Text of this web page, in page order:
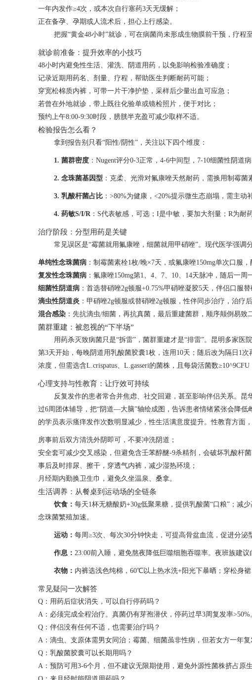
一年内发作≥4次，或本次自行塞药3天无缓解；
正在备孕、孕期或人流术后，担心上行感染。
把握“黄金48小时”就诊，可在病菌尚未形成生物膜前干预，疗程
就诊前准备：提升效率的小技巧
48小时内避免性生活、灌洗、阴道用药，以免影响检验准确度；
记录近期用药名、剂量、疗程，帮助医生判断耐药可能；
穿宽松棉质内裤，可带一片干净护垫，采样后少量出血可应急；
若曾在外地就诊，带上既往化验单或镜检照片，便于对比；
预约上午8:00-9:30时段，膀胱半充盈可减少取样不适。
检验报告怎么看？
拿到报告别只看“阳性/阴性”，关注以下四个维度：
1. 菌群密度 ：Nugent评分0-3正常，4-6中间型，7-10细菌性阴道病
2. 念珠菌基因型 ：克柔、光滑对氟康唑天然耐药，需换用制霉菌
3. 乳酸杆菌占比 ：>80%为健康，<20%提示微生态崩塌，需主动
4. 药敏S/I/R ：S代表敏感，可选；I是中敏，要加大剂量；R为耐
治疗阶段：分型用药是关键
常见误区是“霉菌就用氟康唑，细菌就用甲硝唑”。现代医学强调
单纯性念珠菌病 ：制霉菌素栓1枚/晚×7天，或氟康唑150mg单次口服，
复发性念珠菌病 ：氟康唑150mg第1、4、7、10、14天脉冲，随后一周
细菌性阴道病 ：首选替硝唑2g顿服+0.75%甲硝唑凝胶5天，伴侣口服替
滴虫性阴道炎 ：甲硝唑2g顿服或替硝唑2g顿服，性伴同步治疗，治疗后
混合感染 ：先抗滴虫/细菌，再抗真菌，最后重建菌群，顺序颠倒易致
菌群重建：被忽视的“下半场”
用药杀灭致病菌只是“拆雷”，菌群重建才是“排雷”。昆明多家
第3天开始，每晚阴道用乳酸菌胶囊1枚，连用10天；随后改为隔日1
浓度，但需选含L.crispatus、L.gasseri的菌株，且每袋活菌数≥10^9CFU
心理支持与性教育：让疗效可持续
反复发作的患者常合并焦虑、社交回避，甚至影响伴侣关系。
过6周团体辅导，把“阴道—大脑”轴绘成图，告诉患者情绪紧张会降
的学员表示瘙痒发作次数明显减少，性生活满意度提升。性教育方面，
房事前后双方清洗外阴即可，不要冲洗阴道；
安全套可减少交叉感染，但避免含壬苯醇醚-9杀精剂，会破坏乳酸杆菌
事后及时排尿、擦干，穿透气内裤，减少湿热环境；
月经期内勤换卫生巾，避免久坐温泉、桑拿。
生活调养：从餐桌到运动场的全链条
饮食： 每天1杯无糖酸奶+30g低聚果糖，提供乳酸菌“口粮”；减
念珠菌繁殖加速。
运动： 每周≥3次、每次30分钟快走，可提高骨盆血流，促进分泌
作息： 23:00前入睡，避免熬夜降低巨噬细胞吞噬率。夜班族建
衣物： 内裤选浅色纯棉，60℃以上热水洗+阳光下暴晒；穿松身
常见疑问一次解答
Q：用药后症状消失，可以自行停药吗？
A：必须完成全程治疗。真菌仍有芽孢潜伏，停药过早3周复发率>50%
Q：伴侣没有任何不适，也需要治疗吗？
A：滴虫、支原体需男女同治；霉菌、细菌虽非性病，但若女方一年
Q：乳酸菌胶囊可以长期用吗？
A：预防可用3-6个月，但不建议无限期使用，避免外源性菌株挤占原